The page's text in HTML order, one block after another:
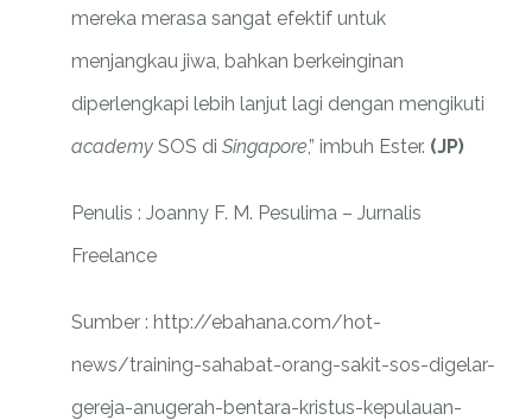
mereka merasa sangat efektif untuk
menjangkau jiwa, bahkan berkeinginan
diperlengkapi lebih lanjut lagi dengan mengikuti
academySOS di Singapore,” imbuh Ester. (JP)
Penulis : Joanny F. M. Pesulima – Jurnalis
Freelance
Sumber : http://ebahana.com/hot-
news/training-sahabat-orang-sakit-sos-digelar-
gereja-anugerah-bentara-kristus-kepulauan-